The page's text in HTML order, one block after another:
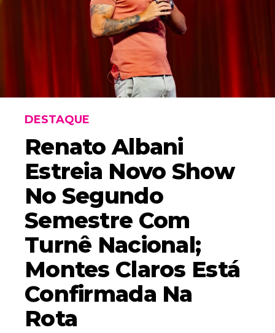
DESTAQUE
Renato Albani
Estreia Novo Show
No Segundo
Semestre Com
Turnê Nacional;
Montes Claros Está
Confirmada Na
Rota